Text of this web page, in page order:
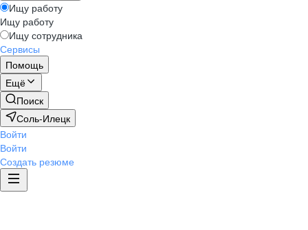
Ищу работу
Ищу работу
Ищу сотрудника
Сервисы
Помощь
Ещё
Поиск
Соль-Илецк
Войти
Войти
Создать резюме